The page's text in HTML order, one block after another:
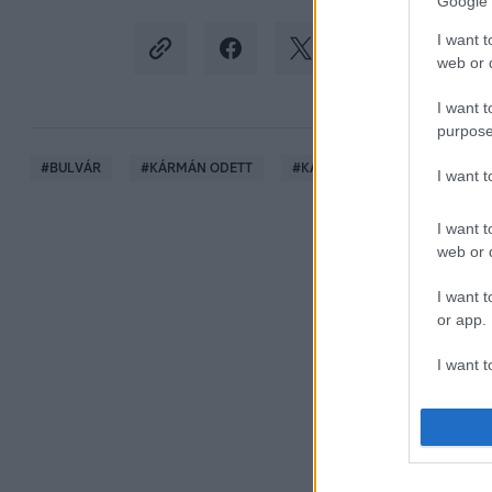
I want
web or
I want
I want
I want
web or
I want
or app.
I want
I want
#BULVÁR #KÁRMÁN ODETT #KAMARÁS NORBERT